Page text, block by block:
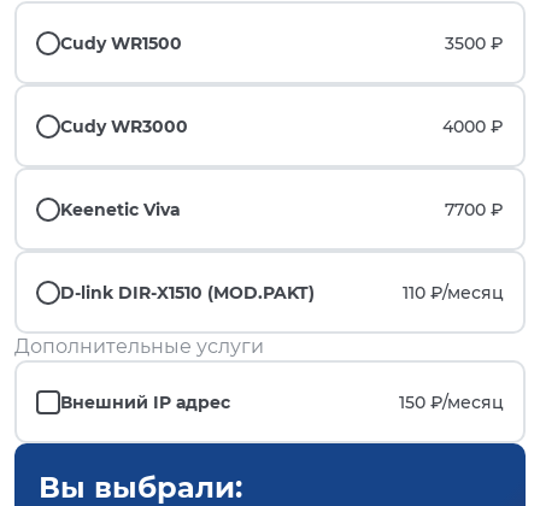
Cudy WR1500 3500 ₽
Cudy WR3000 4000 ₽
Keenetic Viva 7700 ₽
D-link DIR-X1510 (MOD.PAKT) 110 ₽/месяц
Дополнительные услуги
Внешний IP адрес 150 ₽/месяц
Вы выбрали: